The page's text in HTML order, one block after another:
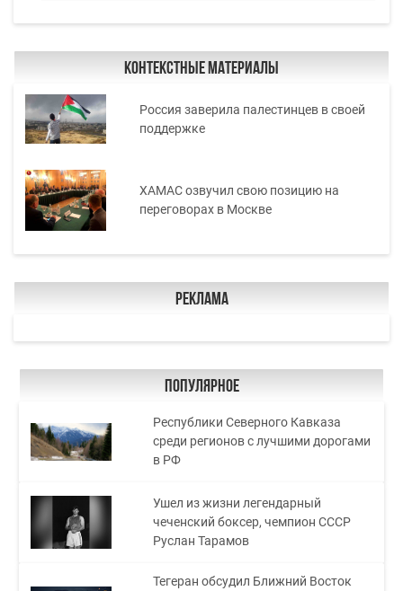
Контекстные материалы
Россия заверила палестинцев в своей
поддержке
ХАМАС озвучил свою позицию на
переговорах в Москве
Реклама
Популярное
Республики Северного Кавказа
среди регионов с лучшими дорогами
в РФ
Ушел из жизни легендарный
чеченский боксер, чемпион СССР
Руслан Тарамов
Тегеран обсудил Ближний Восток